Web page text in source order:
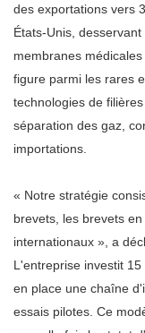
des exportations vers
États-Unis,
membranes
figure parmi les rares
technologies de
séparation des gaz,
importations.
« Notre stratégie
brevets, les brevets
internationaux », a
L'entreprise investit
en place une chaîne
essais pilotes. Ce